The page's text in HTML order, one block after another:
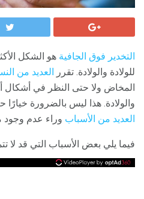
التخدير فوق الجافية هو الشكل
للولادة والولادة. تقرر العديد من
المخاض ولا حتى النظر في أشكال
والولادة. هذا ليس بالضرورة خيارًا
العديد من الأسباب وراء عدم وجود
فيما يلي بعض الأسباب التي قد